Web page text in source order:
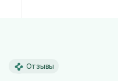
Отзывы